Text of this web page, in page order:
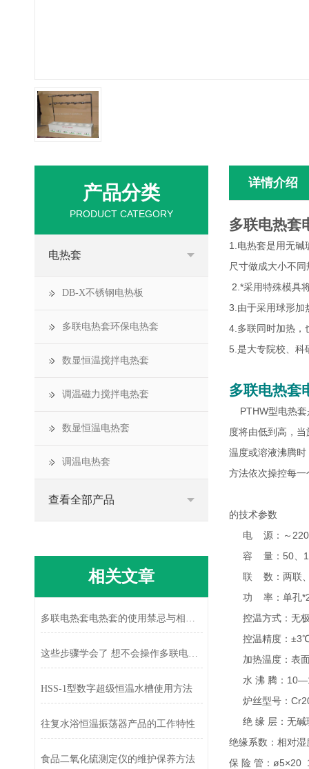
详情介绍
多联电热套
1.电热套是用无碱
尺寸做成大小不
2.*采用特
3.由于采用球形加
4.多联同时加
5.是大专院校、科
多联电热套
PTHW型电热套
度将由低到高，
温度或溶液沸腾
方法依次操控每
的技术参数
电 源：～220v
容 量：50、
联 数：两联、
功 率：单孔*2
控温方式：无
控温精度：
加热温度：表
水 沸 腾：
炉丝型号：
绝 缘 层：无碱
绝缘系数：相对
保 险 管：ø5×20
产品分类
PRODUCT CATEGORY
电热套
DB-X不锈钢电热板
多联电热套环保电热套
数显恒温搅拌电热套
调温磁力搅拌电热套
数显恒温电热套
调温电热套
查看全部产品
相关文章
多联电热套电热套的使用禁忌与相关事项
这些步骤学会了 想不会操作多联电热套电热套都难
HSS-1型数字超级恒温水槽使用方法
往复水浴恒温振荡器产品的工作特性
食品二氧化硫测定仪的维护保养方法